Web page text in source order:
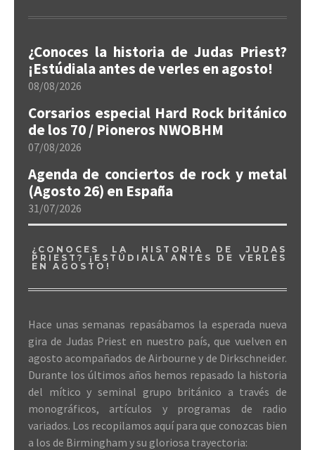
¿Conoces la historia de Judas Priest?
¡Estúdiala antes de verles en agosto!
08/08/2026
Corsarios especial Hard Rock británico
de los 70 / Pioneros NWOBHM
07/08/2026
Agenda de conciertos de rock y metal
(Agosto 26) en España
31/07/2026
¿CONOCES LA HISTORIA DE JUDAS
PRIEST? ¡ESTÚDIALA ANTES DE VERLES
EN AGOSTO!
Hace unas semanas repasábamos la esperada nueva
gira de Judas Priest en nuestro país, que vuelven en
agosto acompañados de Airbourne y de Dirkschneider.
Durante los últimos años hemos repasado la historia
del mítico y seminal grupo británico a través de
monográficos, artículos y programas de radio
variados. Los recopilamos aquí para que conozcas bien
a los de Birmingham y su gloriosa trayectoria: